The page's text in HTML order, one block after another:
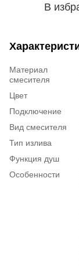
В
Материал
смесителя
Цвет
Подключение
Вид смесителя
Тип излива
Функция душ
Особенности